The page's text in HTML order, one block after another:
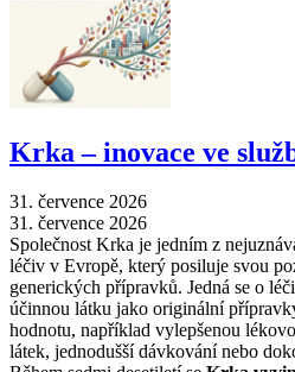
Krka –⁠ inovace ve
31. července 2026
31. července 2026
Společnost Krka je jedním z
léčiv v Evropě, který posiluje svou
generických přípravků. Jedná se o
účinnou látku jako originální
hodnotu, například vylepšenou
látek, jednodušší dávkování nebo